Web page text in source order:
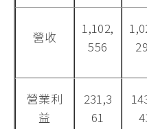
營收
1,102,
556
營業利
益
231,3
61